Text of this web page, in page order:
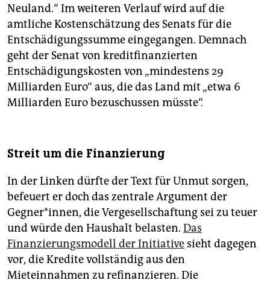
Neuland.“ Im weiteren Verlauf wird auf die
amtliche Kostenschätzung des Senats für die
Entschädigungssumme eingegangen. Demnach
geht der Senat von kreditfinanzierten
Entschädigungskosten von „mindestens 29
Milliarden Euro“ aus, die das Land mit „etwa 6
Milliarden Euro bezuschussen müsste“.
Streit um die Finanzierung
In der Linken dürfte der Text für Unmut sorgen,
befeuert er doch das zentrale Argument der
Gegner*innen, die Vergesellschaftung sei zu teuer
und würde den Haushalt belasten. Das
Finanzierungsmodell der Initiative sieht dagegen
vor, die Kredite vollständig aus den
Mieteinnahmen zu refinanzieren. Die